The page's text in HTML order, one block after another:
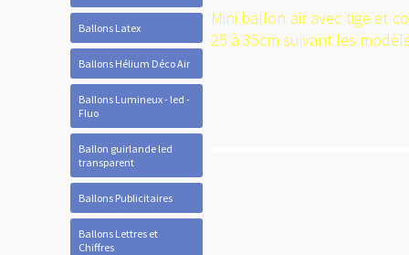
Ballons Latex
Ballons Hélium Déco Air
Ballons Lumineux - led -
Fluo
Ballon guirlande led
transparent
Ballons Publicitaires
Ballons Lettres et
Chiffres
Mini ballon air avec tige et
25 à 35cm suivant les